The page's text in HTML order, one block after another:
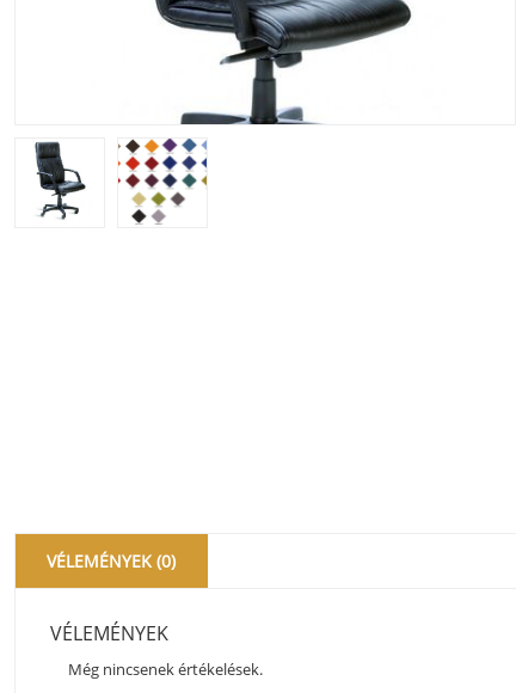
VÉLEMÉNYEK (0)
VÉLEMÉNYEK
Még nincsenek értékelések.